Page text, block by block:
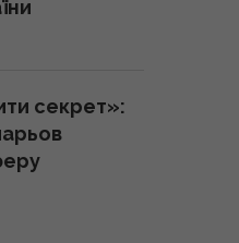
серед
дають лише
секрет»: